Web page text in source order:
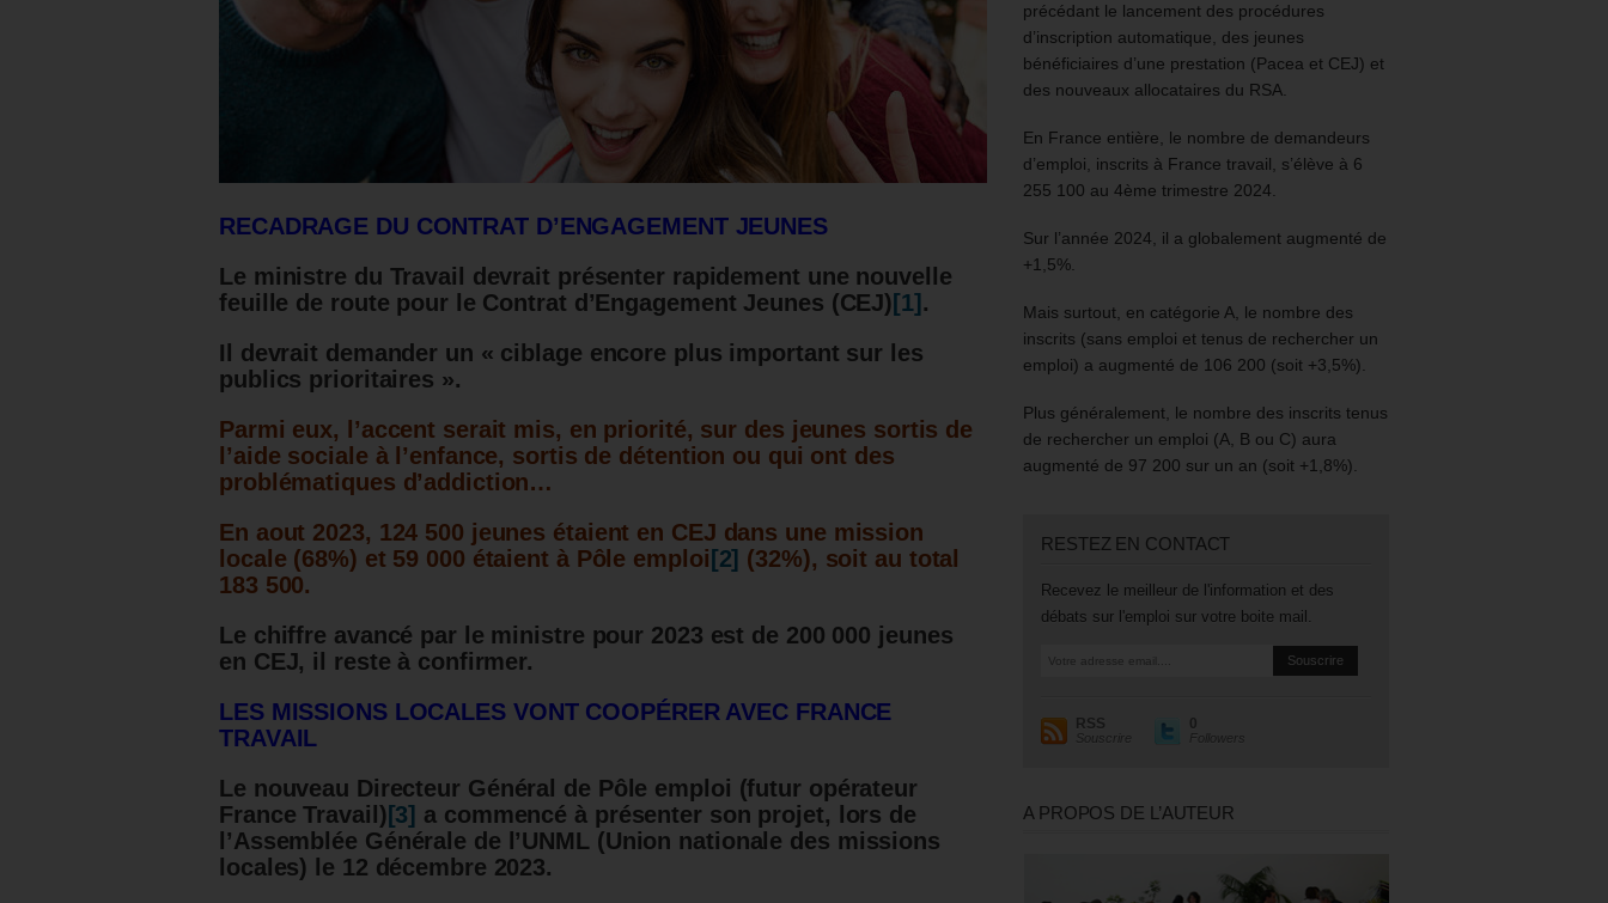
RECADRAGE DU CONTRAT D’ENGAGEMENT JEUNES
Le ministre du Travail devrait présenter rapidement une nouvelle
feuille de route pour le Contrat d’Engagement Jeunes (CEJ) [1] .
Il devrait demander un « ciblage encore plus important sur les
publics prioritaires ».
Parmi eux, l’accent serait mis, en priorité, sur des jeunes sortis de
l’aide sociale à l’enfance, sortis de détention ou qui ont des
problématiques d’addiction…
En aout 2023, 124 500 jeunes étaient en CEJ dans une mission
locale (68%) et 59 000 étaient à Pôle emploi [2] (32%), soit au total
183 500.
Le chiffre avancé par le ministre pour 2023 est de 200 000 jeunes
en CEJ, il reste à confirmer.
LES MISSIONS LOCALES VONT COOPÉRER AVEC FRANCE
TRAVAIL
Le nouveau Directeur Général de Pôle emploi (futur opérateur
France Travail) [3] a commencé à présenter son projet, lors de
l’Assemblée Générale de l’UNML (Union nationale des missions
locales) le 12 décembre 2023.
précédant le lancement des procédures
d’inscription automatique, des jeunes
bénéficiaires d’une prestation (Pacea et CEJ) et
des nouveaux allocataires du RSA.
En France entière, le nombre de demandeurs
d’emploi, inscrits à France travail, s’élève à 6
255 100 au 4ème trimestre 2024.
Sur l’année 2024, il a globalement augmenté de
+1,5%.
Mais surtout, en catégorie A, le nombre des
inscrits (sans emploi et tenus de rechercher un
emploi) a augmenté de 106 200 (soit +3,5%).
Plus généralement, le nombre des inscrits tenus
de rechercher un emploi (A, B ou C) aura
augmenté de 97 200 sur un an (soit +1,8%).
RESTEZ EN CONTACT
Recevez le meilleur de l'information et des
débats sur l'emploi sur votre boite mail.
RSS
Souscrire
0
Followers
A PROPOS DE L’AUTEUR